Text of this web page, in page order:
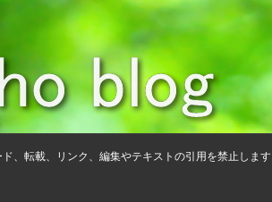
、転載、リンク、編集やテキストの引用を禁止します